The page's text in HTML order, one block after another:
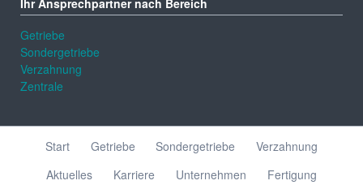
Ihr Ansprechpartner nach Bereich
Getriebe
Sondergetriebe
Verzahnung
Zentrale
Navigation
Start Getriebe Sondergetriebe
Verzahnung
Aktuelles
Karriere Unternehmen
Fertigung